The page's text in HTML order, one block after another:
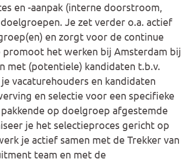
en -aanpak (interne doorstroom,
Je zet verder o.a. actief
en zorgt voor de continue
het werken bij Amsterdam bij
met (potentiele) kandidaten t.b.v.
vacaturehouders en kandidaten
en selectie voor een specifieke
op doelgroep afgestemde
je het selectieproces gericht op
je actief samen met de Trekker van
team en met de